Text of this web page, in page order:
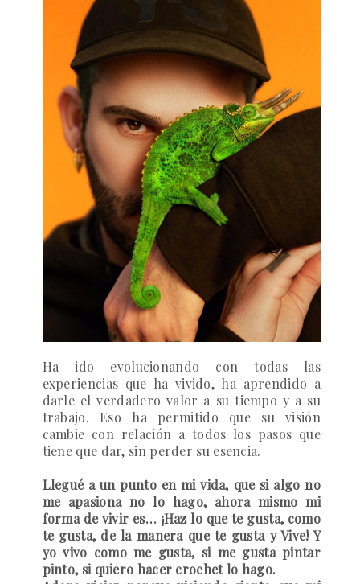
Ha ido evolucionando con todas las
experiencias que ha vivido, ha aprendido a
darle el verdadero valor a su tiempo y a su
trabajo. Eso ha permitido que su visión
cambie con relación a todos los pasos que
tiene que dar, sin perder su esencia.
Llegué a un punto en mi vida, que si algo no
me apasiona no lo hago, ahora mismo mi
forma de vivir es… ¡Haz lo que te gusta, como
te gusta, de la manera que te gusta y Vive! Y
yo vivo como me gusta, si me gusta pintar
pinto, si quiero hacer crochet lo hago.